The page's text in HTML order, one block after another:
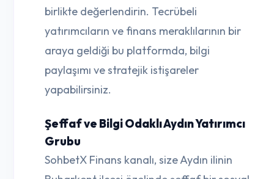
birlikte değerlendirin. Tecrübeli
yatırımcıların ve finans meraklılarının bir
araya geldiği bu platformda, bilgi
paylaşımı ve stratejik istişareler
yapabilirsiniz.
Şeffaf ve Bilgi Odaklı Aydın Yatırımcı
Grubu
SohbetX Finans kanalı, size Aydın ilinin